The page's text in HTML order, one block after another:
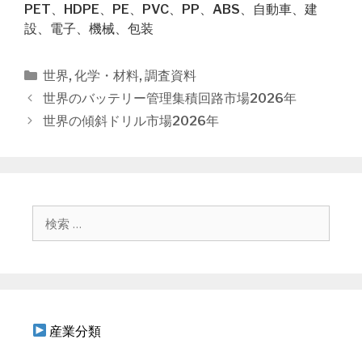
PET、HDPE、PE、PVC、PP、ABS、自動車、建
設、電子、機械、包装
カ
テ
ゴ
世界, 化学・材料, 調査資料
投
稿
世界のバッテリー管理集積回路市場2026年
世界の傾斜ドリル市場2026年
産業分類